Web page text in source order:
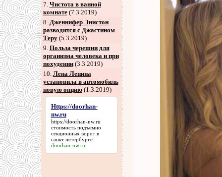
7. Чистота в ванной
комнате(7.3.2019)
8. Дженнифер Энистон
разводится с Джастином
Теру(5.3.2019)
9. Польза черешни для
организма человека и при
похудении(3.3.2019)
10. Лена Ленина
установила в автомобиль
новую опцию(1.3.2019)
Https://doorhan-
nw.ru
https://doorhan-nw.ru
стоимость подъемно
секционных ворот в
санкт петербурге.
doorhan-nw.ru